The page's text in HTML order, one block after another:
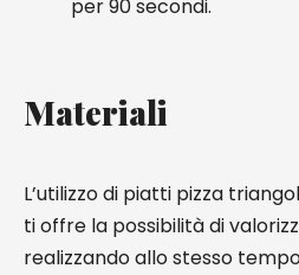
per 90 secondi.
Materiali
L’utilizzo di piatti pizza
ti offre la possibilità di
realizzando allo stesso